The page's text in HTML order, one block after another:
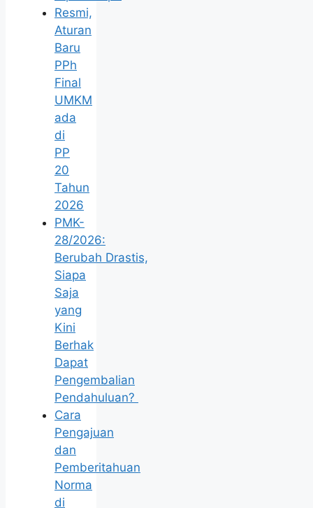
Resmi,
Aturan
Baru
PPh
Final
UMKM
ada
di
PP
20
Tahun
2026
PMK-
28/2026:
Berubah Drastis,
Siapa
Saja
yang
Kini
Berhak
Dapat
Pengembalian
Pendahuluan?
Cara
Pengajuan
dan
Pemberitahuan
Norma
di